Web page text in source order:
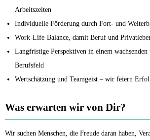
Arbeitszeiten
Individuelle Förderung durch Fort- und
Work-Life-Balance, damit Beruf und
Langfristige Perspektiven in einem wachsenden
Berufsfeld
Wertschätzung und Teamgeist – wir feiern
Was erwarten wir von Dir?
Wir suchen Menschen, die Freude daran haben,